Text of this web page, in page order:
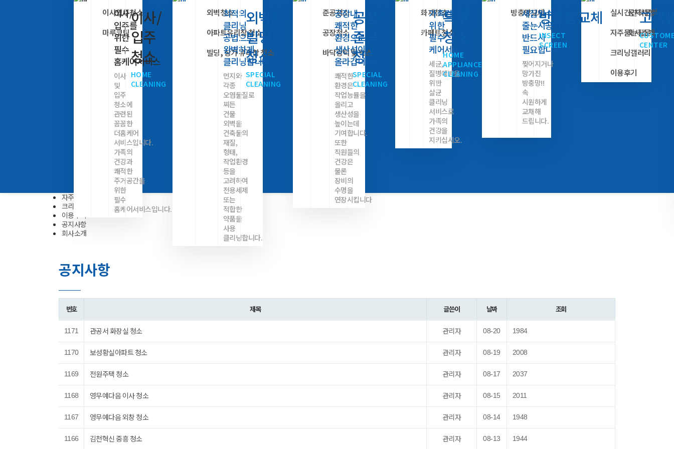
010-6505-5421
이사입주청소
마루코팅
이사/
입주를
위한
필수
홈케어서비스
이사
및
입주
청소에
관련된
꼼꼼한
더홈케어
서비스입니다.
가족의
건강과
쾌적한
주거공간을
위한
필수
홈케어서비스입니다.
이사/
입주
청소
HOME
CLEANING
외벽청소
아파트유리창 청소
빌딩, 상가 유리창 청소
최적의
클리닝
공법으로
완벽하게
클리닝합니다.
먼지와
각종
오염물질로
찌든
건물
외벽을
건축물의
재질,
형태,
작업환경
등을
고려하여
전용세제
또는
적합한
약품을
사용
클리닝합니다.
외벽/
빌딩
청소
SPECIAL
CLEANING
준공청소
공장청소
바닥광택 및 왁스
공장내
쾌적한
환경으로
생산성이
올라갑니다.
쾌적한
환경은
작업능률을
올리고
생산성을
높이는데
기여합니다.
또한
직원들의
건강은
물론
장비의
수명을
연장시킵니다
공장/
준공
청소
SPECIAL
CLEANING
화재청소
카페트청소
가족건강을
위한
필수
케어서비스!
세균,
질병예방을
위한
살균
클리닝
서비스로
가족의
건강을
지키십시오.
특수
청소
HOME
APPLIANCE
CLEANING
방충망교체
새집일수록
줄눈시공이
반드시
필요합니다.
찢어지거나
망가진
방충망!!
속
시원하게
교채해
드립니다.
방충망교체
INSECT
SCREEN
실시간견적문의
자주묻는질문
크리닝갤러리
이용후기
공지사항
회사소개
고객
CENTER
고객센터
공지사항
자주묻는 질문
크리닝갤러리
이용후기
공지사항
회사소개
공지사항
번호 제목 글쓴이 날짜 조회
1171 관공서 화장실 청소 관리자 08-20 1984
1170 보성황실아파트 청소 관리자 08-19 2008
1169 전원주택 청소 관리자 08-17 2037
1168 영무예다음 이사 청소 관리자 08-15 2011
1167 영무예다음 외창 청소 관리자 08-14 1948
1166 김천혁신 중흥 청소 관리자 08-13 1944